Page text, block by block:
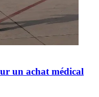
un achat médical